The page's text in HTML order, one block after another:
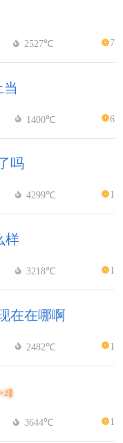
2527℃ 7
1400℃ 6
吗
4299℃ 1
样
3218℃ 1
在在哪啊
2482℃ 1
】
3644℃ 1